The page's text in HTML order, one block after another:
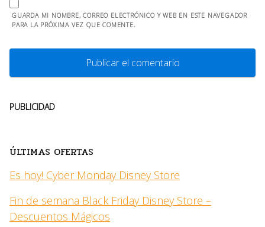
GUARDA MI NOMBRE, CORREO ELECTRÓNICO Y WEB EN ESTE NAVEGADOR
PARA LA PRÓXIMA VEZ QUE COMENTE.
PUBLICIDAD
ÚLTIMAS OFERTAS
Es hoy! Cyber Monday Disney Store
Fin de semana Black Friday Disney Store –
Descuentos Mágicos